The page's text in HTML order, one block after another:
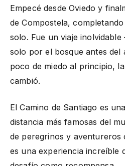
Empecé desde Oviedo y
de Compostela,
solo. Fue un viaje
solo por el bosque antes del
poco de miedo al principio,
cambió.
El Camino de Santiago es
distancia más famosas del
de peregrinos y aventureros
es una experiencia increíble